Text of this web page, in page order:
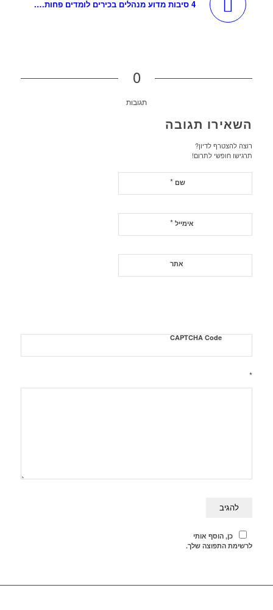
4 סיבות מדוע מנהלים בכירים לומדים פחות….
0
תגובות
השאירו תגובה
רוצה להצטרף לדיון?
תרגישו חופשי לתרום!
שם*
אימייל*
אתר
CAPTCHA Code
*
כן, הוסף אותי
לרשימת התפוצה שלך.